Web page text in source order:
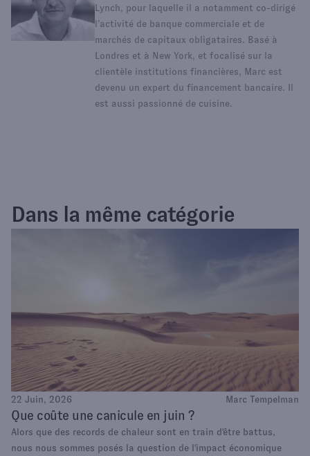
Lynch, pour laquelle il a notamment co-dirigé
l’activité de banque commerciale et de
marchés de capitaux obligataires. Basé à
Londres et à New York, et focalisé sur la
clientèle institutions financières, Marc est
devenu un expert du financement bancaire. Il
est aussi passionné de cuisine.
Dans la même catégorie
22 Juin, 2026 Marc Tempelman
Que coûte une canicule en juin ?
Alors que des records de chaleur sont en train d'être battus,
nous nous sommes posés la question de l'impact économique